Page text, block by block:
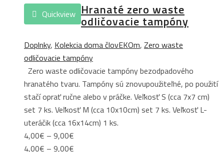
through
9,00€
Quickview Hranaté zero waste
odličovacie tampóny
Doplnky, Kolekcia doma človEKOm, Zero waste
odličovacie tampóny
Zero waste odličovacie tampóny bezodpadového
hranatého tvaru. Tampóny sú znovupoužiteľné, po použití
stačí oprať ručne alebo v práčke. Veľkosť S (cca 7x7 cm)
set 7 ks. Veľkosť M (cca 10x10cm) set 7 ks. Veľkosť L-
uteráčik (cca 16x14cm) 1 ks.
4,00€ – 9,00€
4,00€ – 9,00€